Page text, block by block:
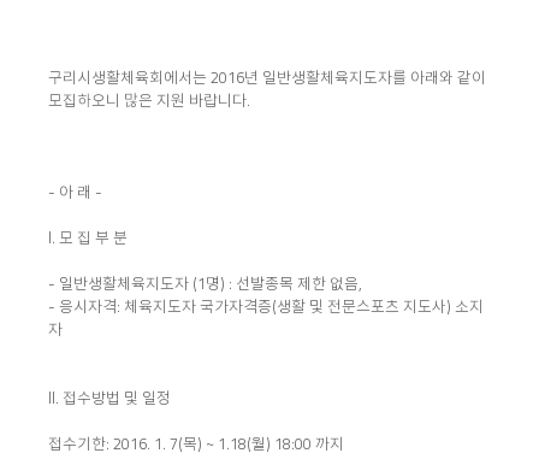
구리시생활체육회에서는 2016년 일반생활체육지도자를 아래와 같이
모집하오니 많은 지원 바랍니다.
- 아 래 -
I. 모 집 부 분
- 일반생활체육지도자 (1명) : 선발종목 제한 없음,
- 응시자격: 체육지도자 국가자격증(생활 및 전문스포츠 지도사) 소지
자
II. 접수방법 및 일정
접수기한: 2016. 1. 7(목) ~ 1.18(월) 18:00 까지